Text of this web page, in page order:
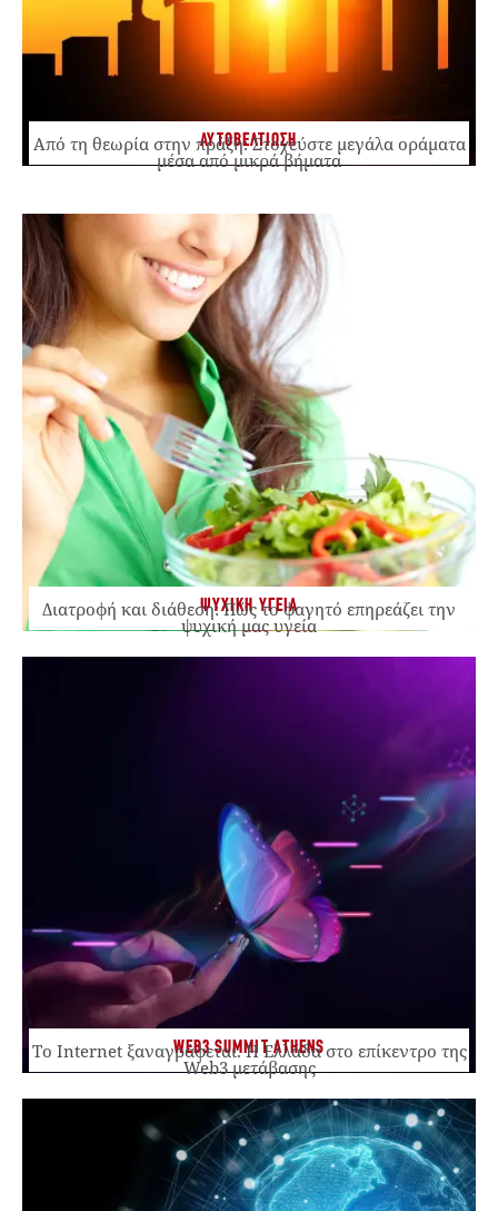
ΑΥΤΟΒΕΛΤΙΩΣΗ
Από τη θεωρία στην πράξη: Στοχεύστε μεγάλα οράματα
μέσα από μικρά βήματα
ΨΥΧΙΚΗ ΥΓΕΙΑ
Διατροφή και διάθεση: Πώς το φαγητό επηρεάζει την
ψυχική μας υγεία
WEB3 SUMMIT ATHENS
Το Internet ξαναγράφεται. Η Ελλάδα στο επίκεντρο της
Web3 μετάβασης